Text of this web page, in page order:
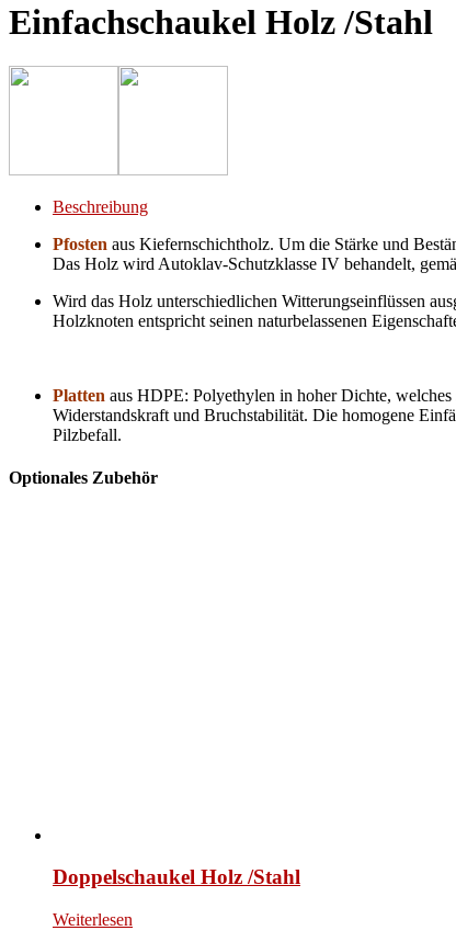
Einfachschaukel Holz /Stahl
Beschreibung
Pfosten aus Kiefernschichtholz. Um die Stärke und
Das Holz wird Autoklav-Schutzklasse IV behandelt,
Wird das Holz unterschiedlichen Witterungseinflüssen
Holzknoten entspricht seinen naturbelassenen
Platten aus HDPE: Polyethylen in hoher Dichte,
Widerstandskraft und Bruchstabilität. Die homogene
Pilzbefall.
Optionales Zubehör
Doppelschaukel Holz /Stahl
Weiterlesen